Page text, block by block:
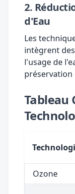
2.
d'Eau
Les
intègrent
l'usage de
préservation
Tableau
Ozone